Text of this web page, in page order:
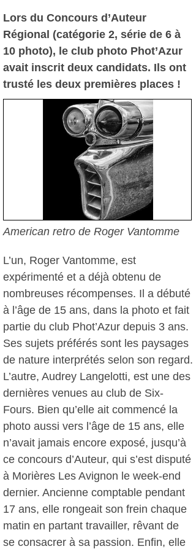
Lors du Concours d’Auteur
Régional (catégorie 2, série de 6 à
10 photo), le club photo Phot’Azur
avait inscrit deux candidats. Ils ont
trusté les deux premières places !
American retro de Roger Vantomme
L’un, Roger Vantomme, est
expérimenté et a déjà obtenu de
nombreuses récompenses. Il a débuté
à l’âge de 15 ans, dans la photo et fait
partie du club Phot’Azur depuis 3 ans.
Ses sujets préférés sont les paysages
de nature interprétés selon son regard.
L’autre, Audrey Langelotti, est une des
dernières venues au club de Six-
Fours. Bien qu’elle ait commencé la
photo aussi vers l’âge de 15 ans, elle
n’avait jamais encore exposé, jusqu’à
ce concours d’Auteur, qui s’est disputé
à Morières Les Avignon le week-end
dernier. Ancienne comptable pendant
17 ans, elle rongeait son frein chaque
matin en partant travailler, rêvant de
se consacrer à sa passion. Enfin, elle